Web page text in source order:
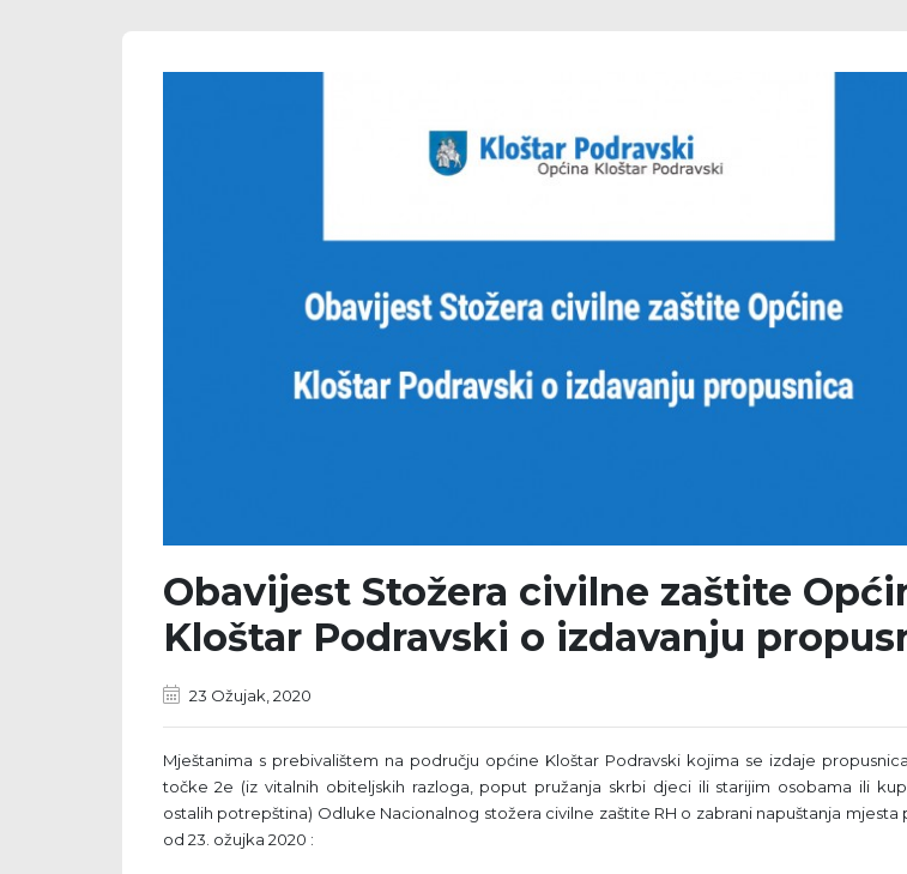
Obavijest Stožera civilne zaštite
Kloštar Podravski o izdavanju
23 Ožujak, 2020
Mještanima s prebivalištem na području općine Kloštar Podravski kojima se izdaje
točke 2e (iz vitalnih obiteljskih razloga, poput pružanja skrbi djeci ili starijim osobama ili
ostalih potrepština) Odluke Nacionalnog stožera civilne zaštite RH o zabrani napuštanja mjesta
od 23. ožujka 2020 :